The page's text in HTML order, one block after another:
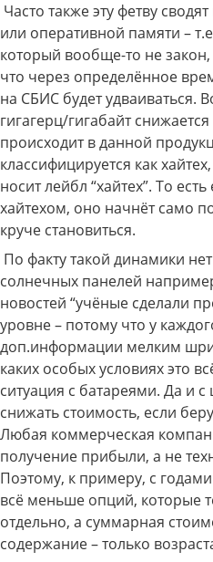
Часто также эту фетву
или оперативной памяти –
который вообще-то не
что через определённое
на СБИС будет удваиваться.
гигагерц/гигабайт
происходит в данной
классифицируется как
носит лейбл “хайтех”. То
хайтехом, оно начнёт само
круче становиться.
По факту такой динамики
солнечных панелей
новостей “учёные сделали
уровне – потому что у
доп.информации мелким
каких особых условиях это
ситуация с батареями. Да и
снижать стоимость, если
Любая коммерческая
получение прибыли, а не
Поэтому, к примеру, с
всё меньше опций, которые
отдельно, а суммарная
содержание – только